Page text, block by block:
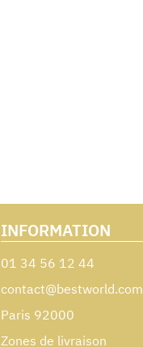
INFORMATION
01 34 56 12 44
contact@bestworld.com
Paris 92000
Zones de livraison